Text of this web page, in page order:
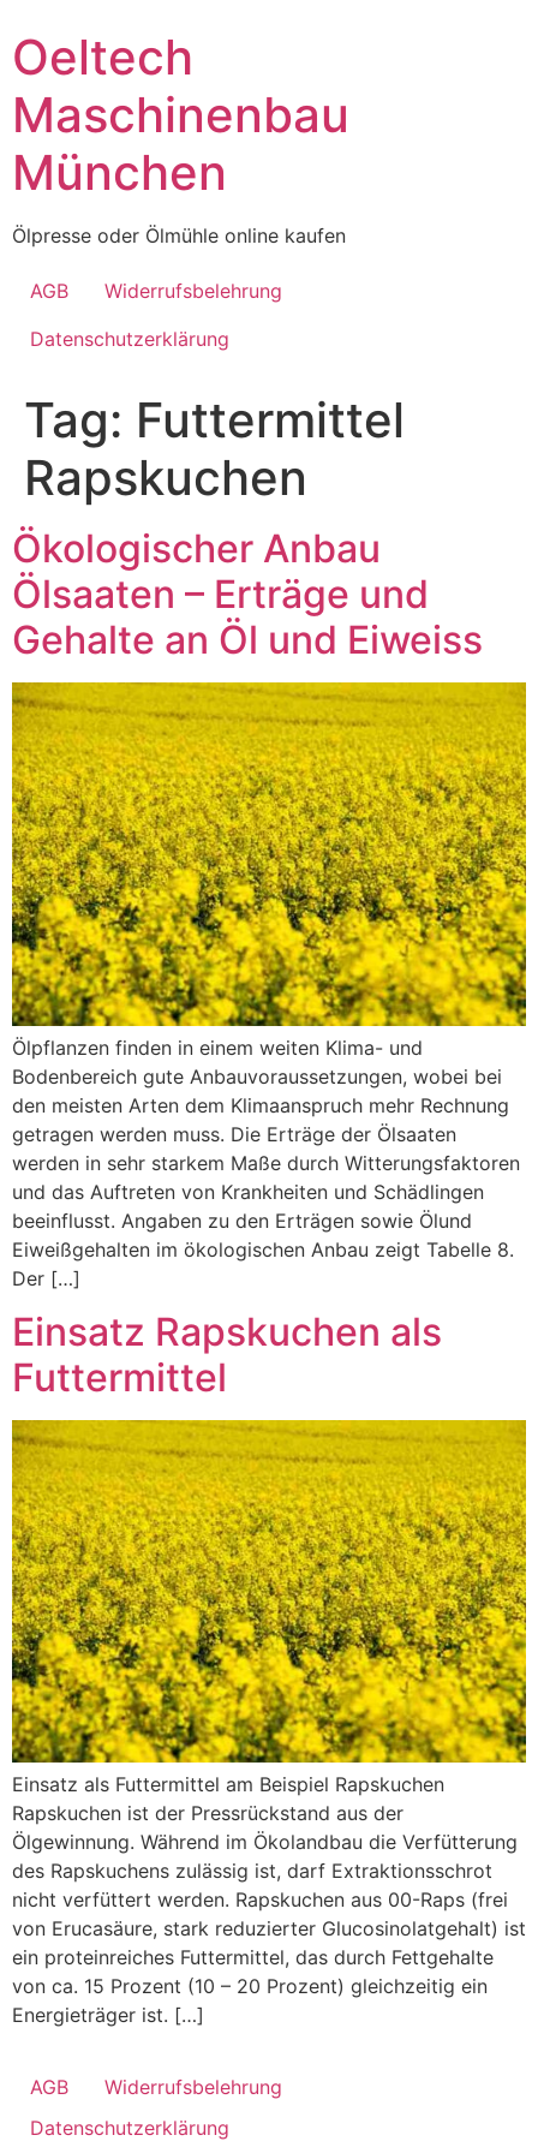
to
content
Oeltech
Maschinenbau
München
Ölpresse oder Ölmühle online kaufen
AGB
Widerrufsbelehrung
Datenschutzerklärung
Tag: Futtermittel
Rapskuchen
Ökologischer Anbau
Ölsaaten – Erträge und
Gehalte an Öl und Eiweiss
Ölpflanzen finden in einem weiten Klima- und
Bodenbereich gute Anbauvoraussetzungen, wobei bei
den meisten Arten dem Klimaanspruch mehr Rechnung
getragen werden muss. Die Erträge der Ölsaaten
werden in sehr starkem Maße durch Witterungsfaktoren
und das Auftreten von Krankheiten und Schädlingen
beeinflusst. Angaben zu den Erträgen sowie Ölund
Eiweißgehalten im ökologischen Anbau zeigt Tabelle 8.
Der […]
Einsatz Rapskuchen als
Futtermittel
Einsatz als Futtermittel am Beispiel Rapskuchen
Rapskuchen ist der Pressrückstand aus der
Ölgewinnung. Während im Ökolandbau die Verfütterung
des Rapskuchens zulässig ist, darf Extraktionsschrot
nicht verfüttert werden. Rapskuchen aus 00-Raps (frei
von Erucasäure, stark reduzierter Glucosinolatgehalt) ist
ein proteinreiches Futtermittel, das durch Fettgehalte
von ca. 15 Prozent (10 – 20 Prozent) gleichzeitig ein
Energieträger ist. […]
AGB
Widerrufsbelehrung
Datenschutzerklärung